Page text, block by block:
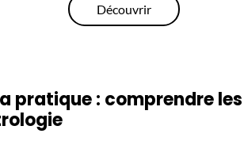
Découvrir
pratique : comprendre